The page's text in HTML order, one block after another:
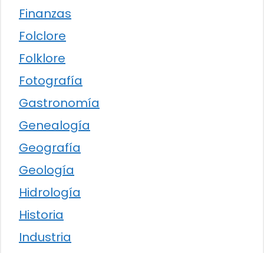
Finanzas
Folclore
Folklore
Fotografía
Gastronomía
Genealogía
Geografía
Geología
Hidrología
Historia
Industria